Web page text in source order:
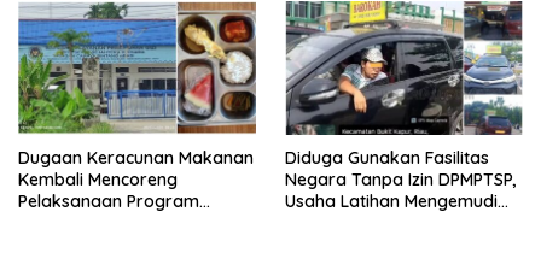
Berkompromi terhadap
Penegakan Hukum
Dugaan Keracunan Makanan
Kembali Mencoreng
Pelaksanaan Program
Diduga Gunakan Fasilitas
Negara Tanpa Izin DPMPTSP,
Usaha Latihan Mengemudi